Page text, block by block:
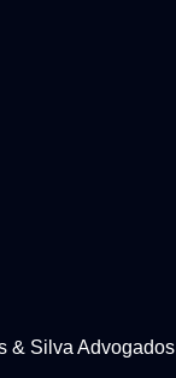
& Silva Advogados